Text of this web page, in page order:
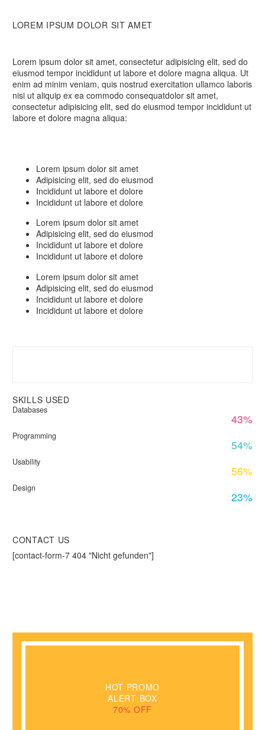
LOREM IPSUM DOLOR SIT AMET
Lorem ipsum dolor sit amet, consectetur adipisicing elit, sed do
eiusmod tempor incididunt ut labore et dolore magna aliqua. Ut
enim ad minim veniam, quis nostrud exercitation ullamco laboris
nisi ut aliquip ex ea commodo consequatdolor sit amet,
consectetur adipisicing elit, sed do eiusmod tempor incididunt ut
labore et dolore magna aliqua:
Lorem ipsum dolor sit amet
Adipisicing elit, sed do eiusmod
Incididunt ut labore et dolore
Incididunt ut labore et dolore
Lorem ipsum dolor sit amet
Adipisicing elit, sed do eiusmod
Incididunt ut labore et dolore
Incididunt ut labore et dolore
Lorem ipsum dolor sit amet
Adipisicing elit, sed do eiusmod
Incididunt ut labore et dolore
Incididunt ut labore et dolore
SKILLS USED
Databases
43%
Programming
54%
Usability
56%
Design
23%
CONTACT US
[contact-form-7 404 "Nicht gefunden"]
HOT PROMO
ALERT BOX
70% OFF